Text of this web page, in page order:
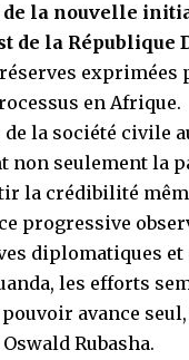
la nouvelle
de la République
exprimées
en Afrique.
de la société civile
non seulement la
la crédibilité
progressive
diplomatiques et
les efforts
avance
Rubasha.